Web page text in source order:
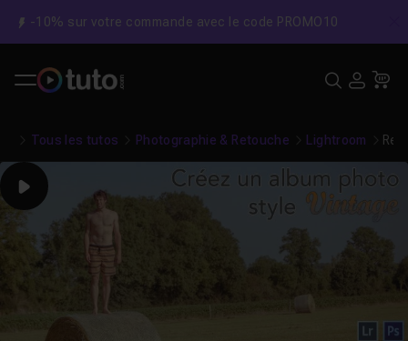
-10% sur votre commande avec le code PROMO10
Tous les tutos Photographie & Retouche Lightroom
Play